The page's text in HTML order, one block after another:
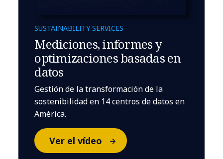
SUSTAINABILITY SERVICES
Mediciones, informes y
optimizaciones basadas en
datos
Gestión de la transformación de la
sostenibilidad en 14 centros de datos en
América.
Ver el vídeo